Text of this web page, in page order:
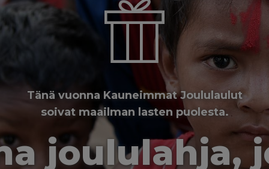
Tänä vuonna Kauneimmat Joululaulut
soivat maailman lasten puolesta.
joululahja,